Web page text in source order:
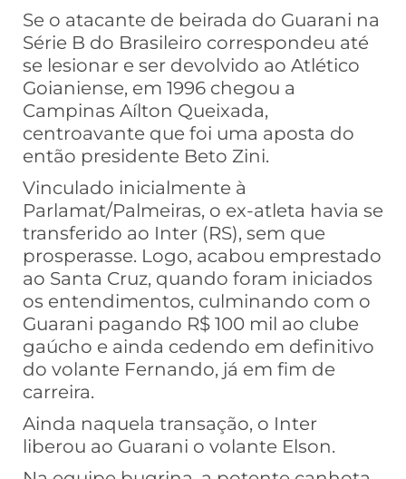
Se o atacante de beirada do Guarani na
Série B do Brasileiro correspondeu até
se lesionar e ser devolvido ao Atlético
Goianiense, em 1996 chegou a
Campinas Aílton Queixada,
centroavante que foi uma aposta do
então presidente Beto Zini.
Vinculado inicialmente à
Parlamat/Palmeiras, o ex-atleta havia se
transferido ao Inter (RS), sem que
prosperasse. Logo, acabou emprestado
ao Santa Cruz, quando foram iniciados
os entendimentos, culminando com o
Guarani pagando R$ 100 mil ao clube
gaúcho e ainda cedendo em definitivo
do volante Fernando, já em fim de
carreira.
Ainda naquela transação, o Inter
liberou ao Guarani o volante Elson.